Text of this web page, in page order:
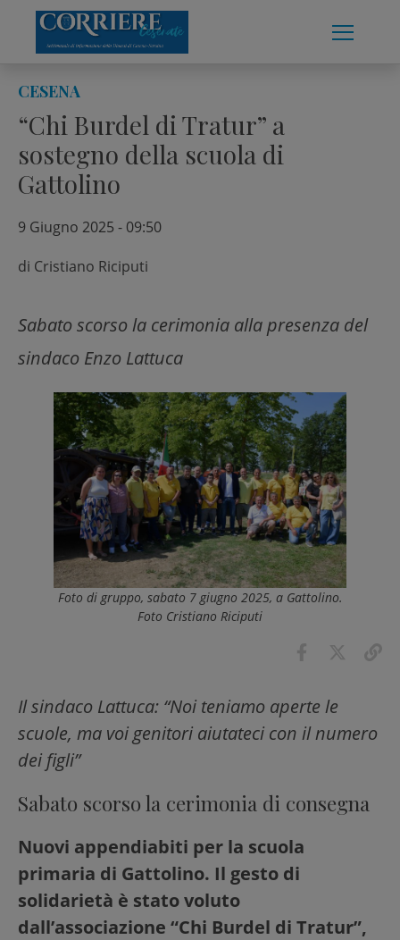
content
CESENA
“Chi Burdel di Tratur” a
sostegno della scuola di
Gattolino
9 Giugno 2025 - 09:50
di Cristiano Riciputi
Sabato scorso la cerimonia alla presenza del
sindaco Enzo Lattuca
Foto di gruppo, sabato 7 giugno 2025, a Gattolino.
Foto Cristiano Riciputi
Il sindaco Lattuca: “Noi teniamo aperte le
scuole, ma voi genitori aiutateci con il numero
dei figli”
Sabato scorso la cerimonia di consegna
Nuovi appendiabiti per la scuola
primaria di Gattolino. Il gesto di
solidarietà è stato voluto
dall’associazione “Chi Burdel di Tratur”,